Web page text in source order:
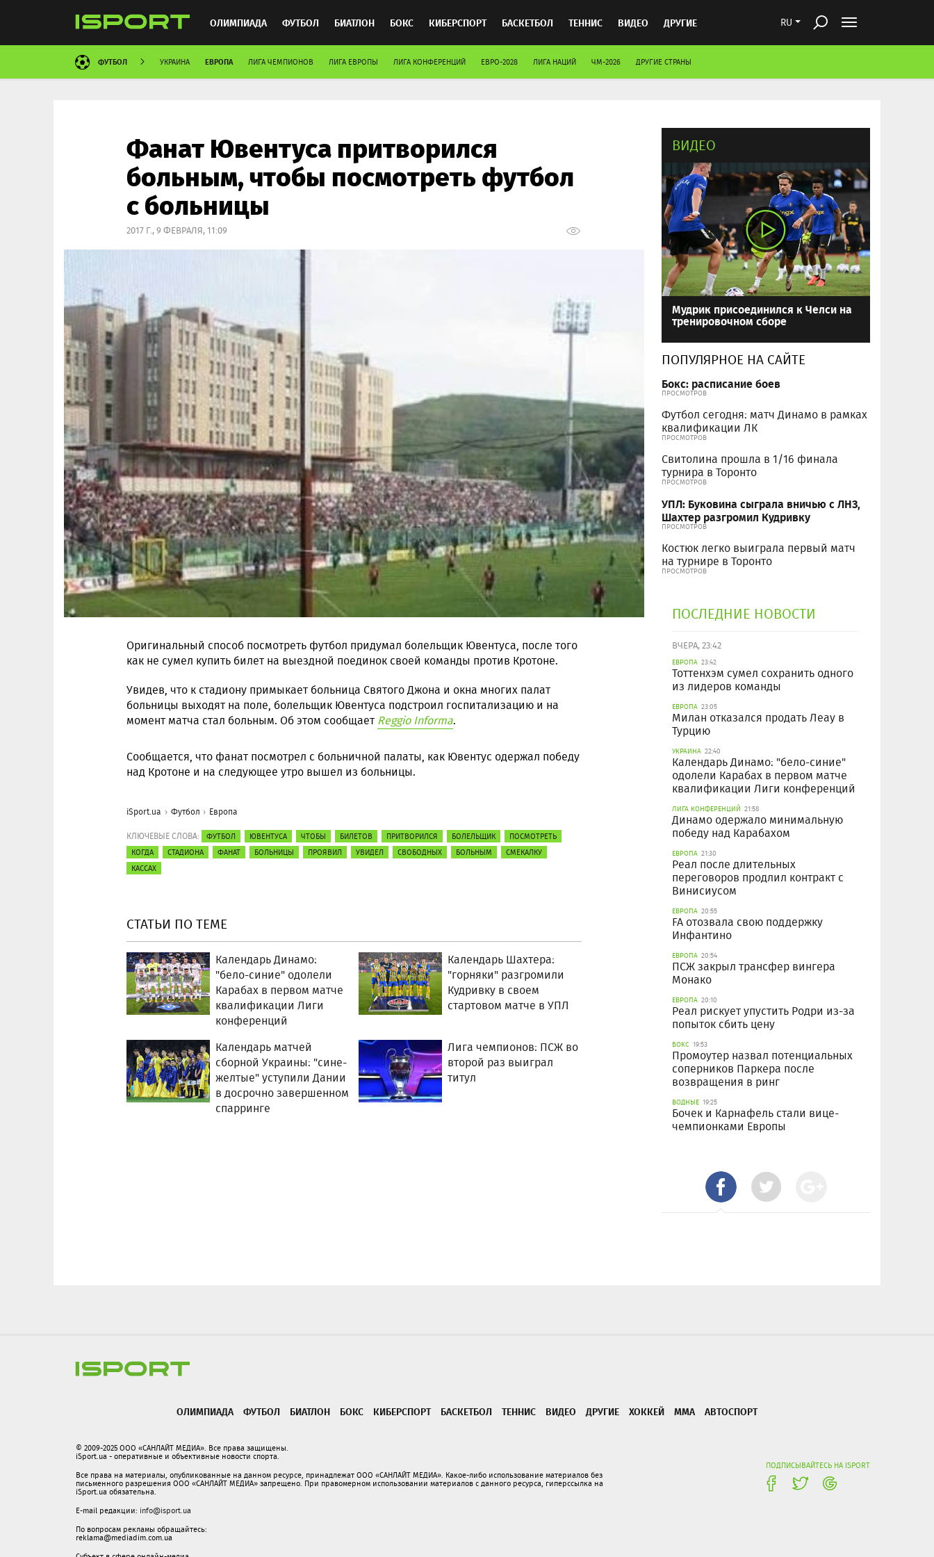
RU
ОЛИМПИАДА ФУТБОЛ БИАТЛОН БОКС КИБЕРСПОРТ БАСКЕТБОЛ ТЕННИС ВИДЕО ДРУГИЕ
ХОККЕЙ ММА АВТОСПОРТ
ФУТБОЛ УКРАИНА ЕВРОПА ЛИГА ЧЕМПИОНОВ ЛИГА ЕВРОПЫ ЛИГА КОНФЕРЕНЦИЙ ЕВРО-2028 ЛИГА НАЦИЙ ЧМ-2026 ДРУГИЕ СТРАНЫ
Фанат Ювентуса притворился
больным, чтобы посмотреть футбол
с больницы
2017 Г., 9 ФЕВРАЛЯ, 11:09
Оригинальный способ посмотреть футбол придумал болельщик Ювентуса, после того
как не сумел купить билет на выездной поединок своей команды против Кротоне.
Увидев, что к стадиону примыкает больница Святого Джона и окна многих палат
больницы выходят на поле, болельщик Ювентуса подстроил госпитализацию и на
момент матча стал больным. Об этом сообщает Reggio Informa.
Сообщается, что фанат посмотрел с больничной палаты, как Ювентус одержал победу
над Кротоне и на следующее утро вышел из больницы.
iSport.ua Футбол Европа
КЛЮЧЕВЫЕ СЛОВА: ФУТБОЛ ЮВЕНТУСА ЧТОБЫ БИЛЕТОВ ПРИТВОРИЛСЯ БОЛЕЛЬЩИК
ПОСМОТРЕТЬ
КОГДА
СТАДИОНА ФАНАТ БОЛЬНИЦЫ ПРОЯВИЛ УВИДЕЛ СВОБОДНЫХ БОЛЬНЫМ
СМЕКАЛКУ
КАССАХ
СТАТЬИ ПО ТЕМЕ
Календарь Динамо:
"бело-синие" одолели
Карабах в первом матче
квалификации Лиги
конференций
Календарь Шахтера:
"горняки" разгромили
Кудривку в своем
стартовом матче в УПЛ
Календарь матчей
сборной Украины: "сине-
желтые" уступили Дании
в досрочно завершенном
спарринге
Лига чемпионов: ПСЖ во
второй раз выиграл
титул
ВИДЕО
Мудрик присоединился к Челси на
тренировочном сборе
ПОПУЛЯРНОЕ НА САЙТЕ
Бокс: расписание боев
ПРОСМОТРОВ
Футбол сегодня: матч Динамо в рамках
квалификации ЛК
ПРОСМОТРОВ
Свитолина прошла в 1/16 финала
турнира в Торонто
ПРОСМОТРОВ
УПЛ: Буковина сыграла вничью с ЛНЗ,
Шахтер разгромил Кудривку
ПРОСМОТРОВ
Костюк легко выиграла первый матч
на турнире в Торонто
ПРОСМОТРОВ
ПОСЛЕДНИЕ НОВОСТИ
ВЧЕРА, 23:42
ЕВРОПА 23:42
Тоттенхэм сумел сохранить одного
из лидеров команды
ЕВРОПА 23:05
Милан отказался продать Леау в
Турцию
УКРАИНА 22:40
Календарь Динамо: "бело-синие"
одолели Карабах в первом матче
квалификации Лиги конференций
ЛИГА КОНФЕРЕНЦИЙ 21:58
Динамо одержало минимальную
победу над Карабахом
ЕВРОПА 21:30
Реал после длительных
переговоров продлил контракт с
Винисиусом
ЕВРОПА 20:55
FA отозвала свою поддержку
Инфантино
ЕВРОПА 20:54
ПСЖ закрыл трансфер вингера
Монако
ЕВРОПА 20:10
Реал рискует упустить Родри из-за
попыток сбить цену
БОКС 19:53
Промоутер назвал потенциальных
соперников Паркера после
возвращения в ринг
ВОДНЫЕ 19:25
Бочек и Карнафель стали вице-
чемпионками Европы
ОЛИМПИАДА ФУТБОЛ БИАТЛОН БОКС КИБЕРСПОРТ БАСКЕТБОЛ ТЕННИС ВИДЕО ДРУГИЕ ХОККЕЙ ММА АВТОСПОРТ
ПОДПИСЫВАЙТЕСЬ НА ISPORT
© 2009-2025 ООО «САНЛАЙТ МЕДИА». Все права защищены.
iSport.ua - оперативные и объективные новости спорта.
Все права на материалы, опубликованные на данном ресурсе, принадлежат ООО «САНЛАЙТ МЕДИА». Какое-либо использование материалов без
письменного разрешения ООО «САНЛАЙТ МЕДИА» запрещено. При правомерном использовании материалов с данного ресурса, гиперссылка на
iSport.ua обязательна.
E-mail редакции: info@isport.ua
По вопросам рекламы обращайтесь:
reklama@mediadim.com.ua